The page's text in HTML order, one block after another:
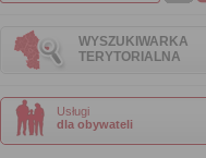
WYSZUKIWARKA
TERYTORIALNA
Usługi
dla obywateli